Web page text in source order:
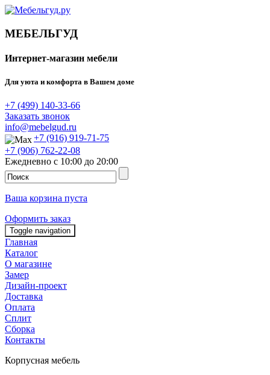
МЕБЕЛЬГУД
Интернет-магазин мебели
Для уюта и комфорта в Вашем доме
+7 (499) 140-33-66
Заказать звонок
info@mebelgud.ru
+7 (916) 919-71-75
+7 (906) 762-22-08
Ежедневно с 10:00 до 20:00
Ваша корзина пуста
Оформить заказ
Toggle navigation
Главная
Каталог
О магазине
Замер
Дизайн-проект
Доставка
Оплата
Сплит
Сборка
Контакты
Корпусная мебель